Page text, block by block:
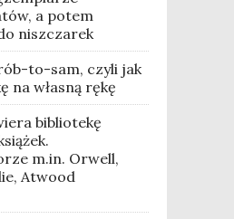
a potem
niszczarek
to-sam, czyli jak
na własną rękę
bibliotekę
m.in. Orwell,
Atwood